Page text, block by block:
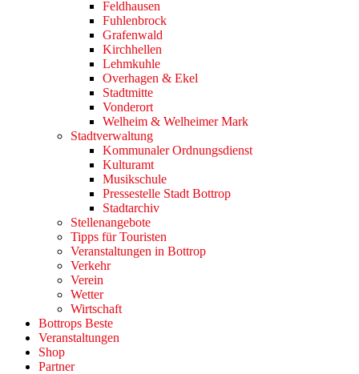
Feldhausen
Fuhlenbrock
Grafenwald
Kirchhellen
Lehmkuhle
Overhagen & Ekel
Stadtmitte
Vonderort
Welheim & Welheimer Mark
Stadtverwaltung
Kommunaler Ordnungsdienst
Kulturamt
Musikschule
Pressestelle Stadt Bottrop
Stadtarchiv
Stellenangebote
Tipps für Touristen
Veranstaltungen in Bottrop
Verkehr
Verein
Wetter
Wirtschaft
Bottrops Beste
Veranstaltungen
Shop
Partner